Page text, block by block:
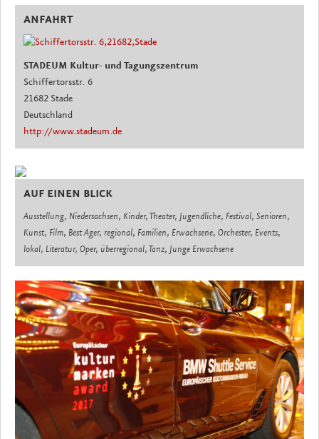
ANFAHRT
STADEUM Kultur- und Tagungszentrum
Schiffertorsstr. 6
21682 Stade
Deutschland
http://www.stadeum.de
AUF EINEN BLICK
Ausstellung, Niedersachsen, Kinder, Theater, Jugendliche, Festival, Senioren,
Kunst, Film, Best Ager, regional, Familien, Erwachsene, Orchester, Events,
lokal, Literatur, Oper, überregional, Tanz, Junge Erwachsene